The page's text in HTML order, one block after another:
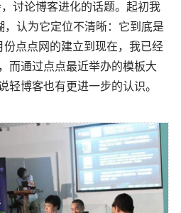
讨论博客进化的话题。起初我
，认为它定位不清晰：它到底是
点点网的建立到现在，我已经
而通过点点最近举办的模板大
轻博客也有更进一步的认识。